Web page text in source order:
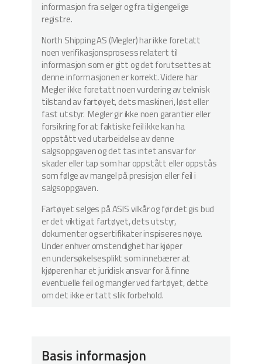
informasjon fra selger og fra tilgjengelige
registre.
North Shipping AS (Megler) har ikke foretatt
noen verifikasjonsprosess relatert til
informasjon som er gitt og det forutsettes at
denne informasjonen er korrekt. Videre har
Megler ikke foretatt noen vurdering av teknisk
tilstand av fartøyet, dets maskineri, løst eller
fast utstyr. Megler gir ikke noen garantier eller
forsikring for at faktiske feil ikke kan ha
oppstått ved utarbeidelse av denne
salgsoppgaven og det tas intet ansvar for
skader eller tap som har oppstått eller oppstås
som følge av mangel på presisjon eller feil i
salgsoppgaven.
Fartøyet selges på ASIS vilkår og før det gis bud
er det viktig at fartøyet, dets utstyr,
dokumenter og sertifikater inspiseres nøye.
Under enhver omstendighet har kjøper
en undersøkelsesplikt som innebærer at
kjøperen har et juridisk ansvar for å finne
eventuelle feil og mangler ved fartøyet, dette
om det ikke er tatt slik forbehold.
Basis informasjon